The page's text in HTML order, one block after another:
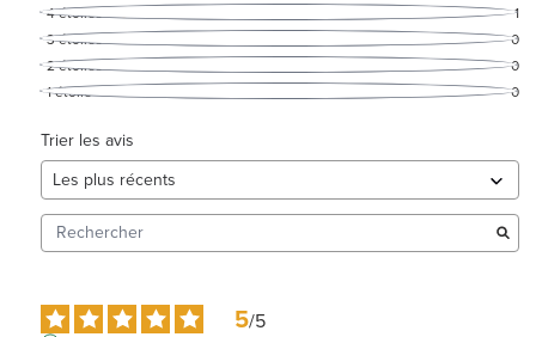
4étoiles
1
3étoiles
0
2étoiles
0
1étoile 0
Trier les avis
5/5